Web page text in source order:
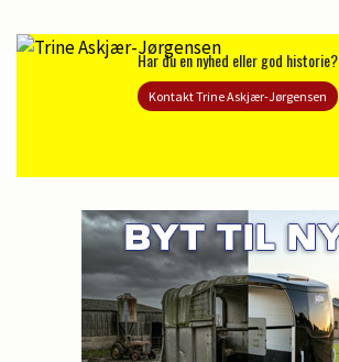
Har du en nyhed eller god historie?
Kontakt Trine Askjær-Jørgensen